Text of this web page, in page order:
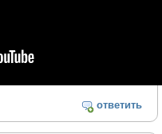
ответить